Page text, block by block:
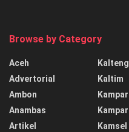
Browse by Category
Aceh
Advertorial
Ambon
Anambas
Artikel
Kalteng
Kaltim
Kampar
Kampar
Kamsel